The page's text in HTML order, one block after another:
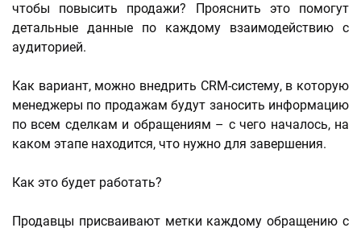
чтобы повысить продажи? Прояснить это помогут
детальные данные по каждому взаимодействию с
аудиторией.
Как вариант, можно внедрить CRM-систему, в которую
менеджеры по продажам будут заносить информацию
по всем сделкам и обращениям – с чего началось, на
каком этапе находится, что нужно для завершения.
Как это будет работать?
Продавцы присваивают метки каждому обращению с